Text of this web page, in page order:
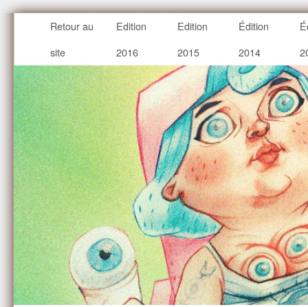
Retour au
site
Edition
2016
Edition
2015
Édition
2014